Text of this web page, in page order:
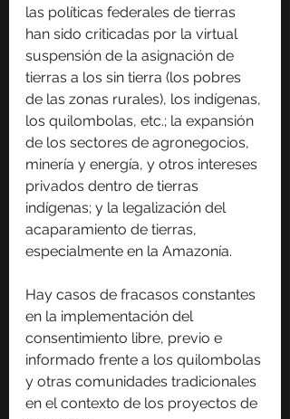
las políticas federales de tierras
han sido criticadas por la virtual
suspensión de la asignación de
tierras a los sin tierra (los pobres
de las zonas rurales), los indígenas,
los quilombolas, etc.; la expansión
de los sectores de agronegocios,
minería y energía, y otros intereses
privados dentro de tierras
indígenas; y la legalización del
acaparamiento de tierras,
especialmente en la Amazonía.
Hay casos de fracasos constantes
en la implementación del
consentimiento libre, previo e
informado frente a los quilombolas
y otras comunidades tradicionales
en el contexto de los proyectos de